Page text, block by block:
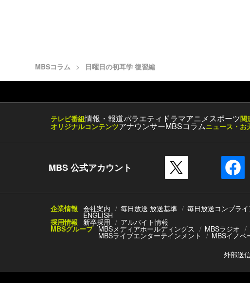
MBSコラム 日曜日の初耳学 復習編
テレビ番組情報・報道バラエティ ドラマアニメスポーツ関
オリジナルコンテンツアナウンサーMBSコラムニュース・お
MBS 公式アカウント
企業情報 会社案内 毎日放送 放送基準 毎日放送コンプラ
ENGLISH
採用情報 新卒採用 アルバイト情報
MBSグループ MBSメディアホールディングス MBSラジオ
MBSライブエンターテインメント
MBSイノベ
外部送